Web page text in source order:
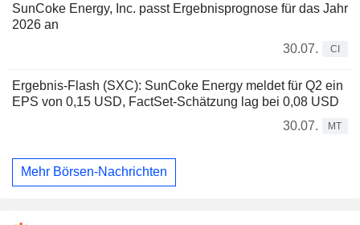
SunCoke Energy, Inc. passt Ergebnisprognose für das Jahr
2026 an
30.07.
CI
Ergebnis-Flash (SXC): SunCoke Energy meldet für Q2 ein
EPS von 0,15 USD, FactSet-Schätzung lag bei 0,08 USD
30.07.
MT
Mehr Börsen-Nachrichten